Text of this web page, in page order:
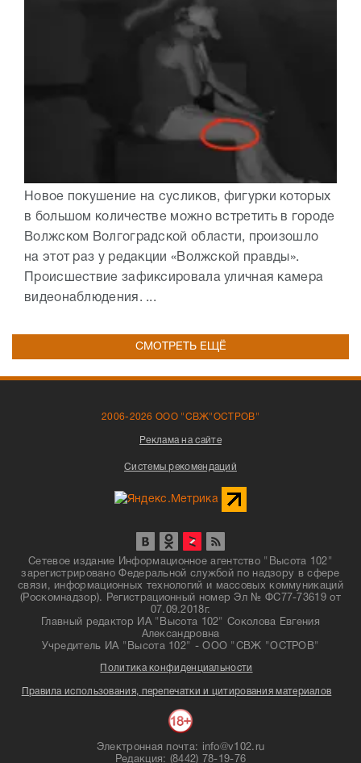
Новое покушение на сусликов, фигурки которых
в большом количестве можно встретить в городе
Волжском Волгоградской области, произошло
на этот раз у редакции «Волжской правды».
Происшествие зафиксировала уличная камера
видеонаблюдения. ...
СМОТРЕТЬ ЕЩЁ
2006-2026 ООО "СВЖ"ОСТРОВ"
Реклама на сайте
Системы рекомендаций
Сетевое издание Информационное агентство "Высота 102"
зарегистрировано Федеральной службой по надзору в сфере
связи, информационных технологий и массовых коммуникаций
(Роскомнадзор). Регистрационный номер Эл № ФС77-73619 от
07.09.2018г.
Главный редактор ИА "Высота 102" Соколова Евгения
Александровна
Учредитель ИА "Высота 102" - ООО "СВЖ "ОСТРОВ"
Политика конфиденциальности
Правила использования, перепечатки и цитирования материалов
Электронная почта: info@v102.ru
Редакция: (8442) 78-19-76